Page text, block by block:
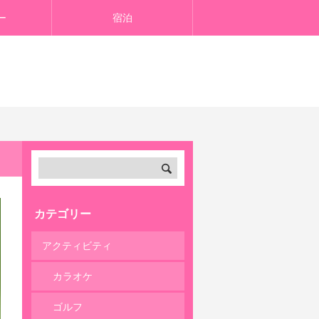
宿泊
カテゴリー
アクティビティ
カラオケ
ゴルフ